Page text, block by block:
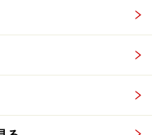
れこそが裏テーマだ